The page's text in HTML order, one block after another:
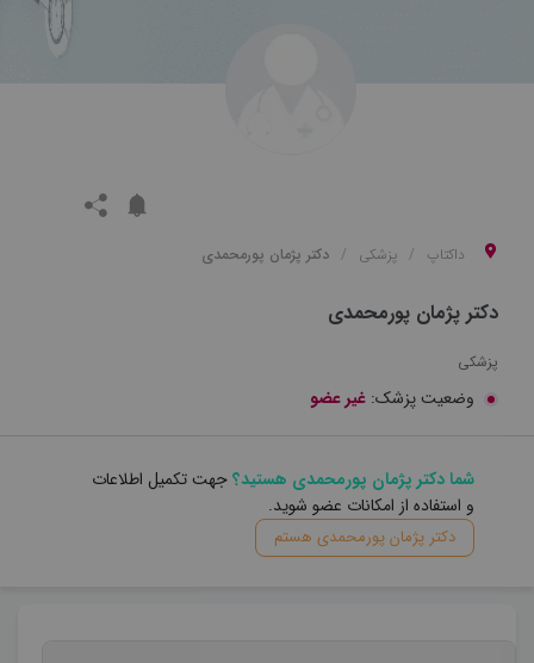
داکتاپ پزشکی دکتر پژمان پورمحمدی
دکتر پژمان پورمحمدی
پزشکی
وضعیت پزشک: غیر عضو
شما دکتر پژمان پورمحمدی هستید؟جهت تکمیل اطلاعات
و استفاده از امکانات عضو شوید.
دکتر پژمان پورمحمدی هستم